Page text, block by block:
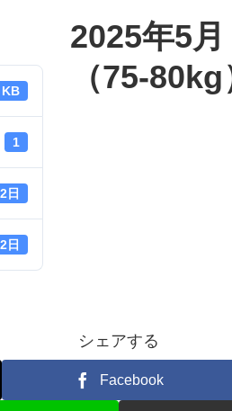
KB
1
日
日
2025年5
（75-
シェアする
Facebook